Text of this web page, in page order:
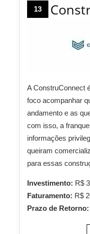
13
A ConstruConnect
foco acompanhar
andamento e as
com isso, a
informações
queiram
para essas
Investimento: R$
Faturamento: R$
Prazo de Retorno: